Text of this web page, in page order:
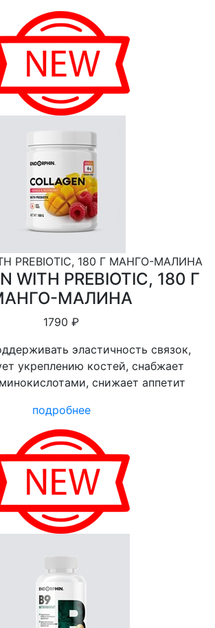
PREBIOTIC, 180 Г МАНГО-МАЛИНА
WITH PREBIOTIC, 180 Г
МАЛИНА
1790 ₽
эластичность связок,
укреплению костей, снабжает
снижает аппетит
подробнее